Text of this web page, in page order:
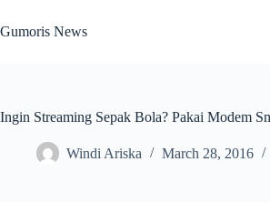
to
content
Gumoris News
Ingin Streaming Sepak Bola? Pakai Modem
Windi Ariska March 28, 2016